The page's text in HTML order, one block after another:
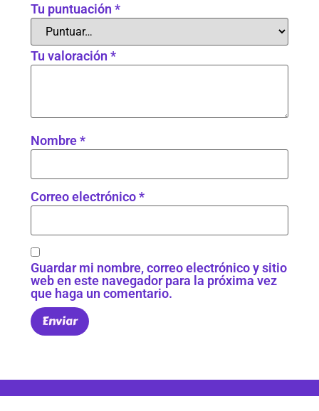
Tu puntuación*
Tu valoración*
Nombre*
Correo electrónico*
Guardar mi nombre, correo electrónico y sitio
web en este navegador para la próxima vez
que haga un comentario.